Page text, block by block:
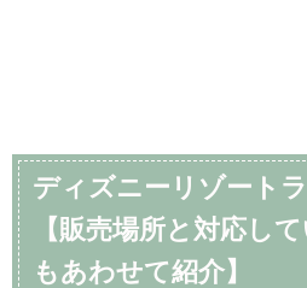
ディズニーリゾート
【販売場所と対応し
もあわせて紹介】